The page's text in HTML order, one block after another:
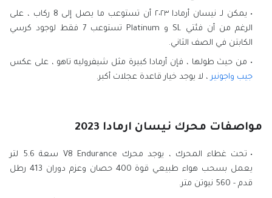
يمكن لـ نيسان أرمادا ٢٠٢٣ أن تستوعب ما يصل إلى 8 ركاب ، على
الرغم من أن فئتي SL و Platinum تستوعب 7 فقط لوجود كرسي
الكابتن في الصف الثاني.
من حيث طولها ، فإن أرمادا كبيرة مثل شيفروليه تاهو ، على عكس
جيب واجونير، لا يوجد خيار قاعدة عجلات أكبر.
مواصفات محرك نيسان ارمادا 2023
تحت غطاء المحرك ، يوجد محرك V8 Endurance سعة 5.6 لتر
يعمل بسحب هواء طبيعي قوة 400 حصان وعزم دوران 413 رطل
قدم - 560 نيوتن متر.